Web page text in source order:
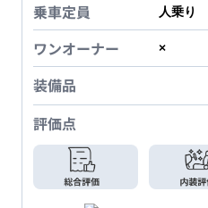
乗車定員 人乗り
ワンオーナー ×
装備品
評価点